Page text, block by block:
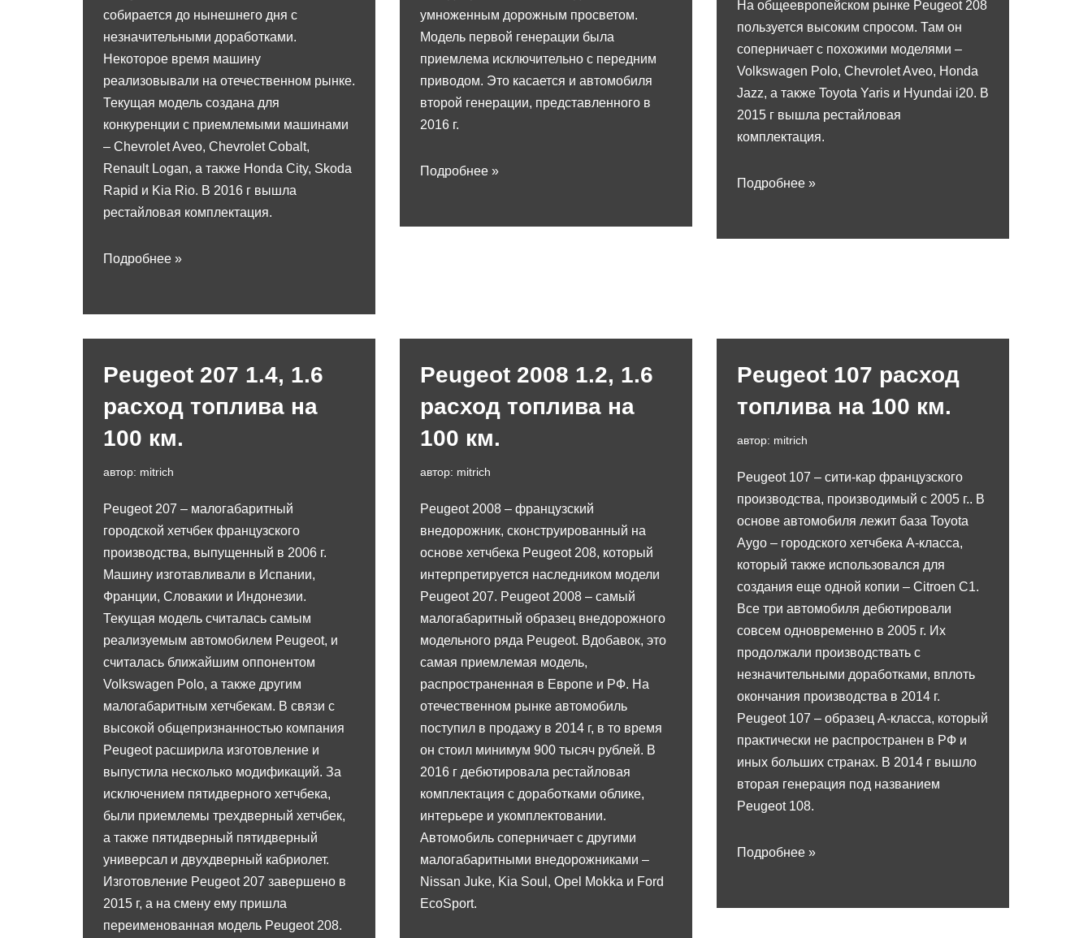
собирается до нынешнего дня с
незначительными доработками.
Некоторое время машину
реализовывали на отечественном рынке.
Текущая модель создана для
конкуренции с приемлемыми машинами
– Chevrolet Aveo, Chevrolet Cobalt,
Renault Logan, а также Honda City, Skoda
Rapid и Kia Rio. В 2016 г вышла
рестайловая комплектация.
Подробнее »
умноженным дорожным просветом.
Модель первой генерации была
приемлема исключительно с передним
приводом. Это касается и автомобиля
второй генерации, представленного в
2016 г.
Подробнее »
На общеевропейском рынке Peugeot 208
пользуется высоким спросом. Там он
соперничает с похожими моделями –
Volkswagen Polo, Chevrolet Aveo, Honda
Jazz, а также Toyota Yaris и Hyundai i20. В
2015 г вышла рестайловая
комплектация.
Подробнее »
Peugeot 207 1.4, 1.6
расход топлива на
100 км.
автор: mitrich
Peugeot 207 – малогабаритный
городской хетчбек французского
производства, выпущенный в 2006 г.
Машину изготавливали в Испании,
Франции, Словакии и Индонезии.
Текущая модель считалась самым
реализуемым автомобилем Peugeot, и
считалась ближайшим оппонентом
Volkswagen Polo, а также другим
малогабаритным хетчбекам. В связи с
высокой общепризнанностью компания
Peugeot расширила изготовление и
выпустила несколько модификаций. За
исключением пятидверного хетчбека,
были приемлемы трехдверный хетчбек,
а также пятидверный пятидверный
универсал и двухдверный кабриолет.
Изготовление Peugeot 207 завершено в
2015 г, а на смену ему пришла
переименованная модель Peugeot 208.
Peugeot 2008 1.2, 1.6
расход топлива на
100 км.
автор: mitrich
Peugeot 2008 – французский
внедорожник, сконструированный на
основе хетчбека Peugeot 208, который
интерпретируется наследником модели
Peugeot 207. Peugeot 2008 – самый
малогабаритный образец внедорожного
модельного ряда Peugeot. Вдобавок, это
самая приемлемая модель,
распространенная в Европе и РФ. На
отечественном рынке автомобиль
поступил в продажу в 2014 г, в то время
он стоил минимум 900 тысяч рублей. В
2016 г дебютировала рестайловая
комплектация с доработками облике,
интерьере и укомплектовании.
Автомобиль соперничает с другими
малогабаритными внедорожниками –
Nissan Juke, Kia Soul, Opel Mokka и Ford
EcoSport.
Peugeot 107 расход
топлива на 100 км.
автор: mitrich
Peugeot 107 – сити-кар французского
производства, производимый с 2005 г.. В
основе автомобиля лежит база Toyota
Aygo – городского хетчбека А-класса,
который также использовался для
создания еще одной копии – Citroen C1.
Все три автомобиля дебютировали
совсем одновременно в 2005 г. Их
продолжали производствать с
незначительными доработками, вплоть
окончания производства в 2014 г.
Peugeot 107 – образец А-класса, который
практически не распространен в РФ и
иных больших странах. В 2014 г вышло
вторая генерация под названием
Peugeot 108.
Подробнее »